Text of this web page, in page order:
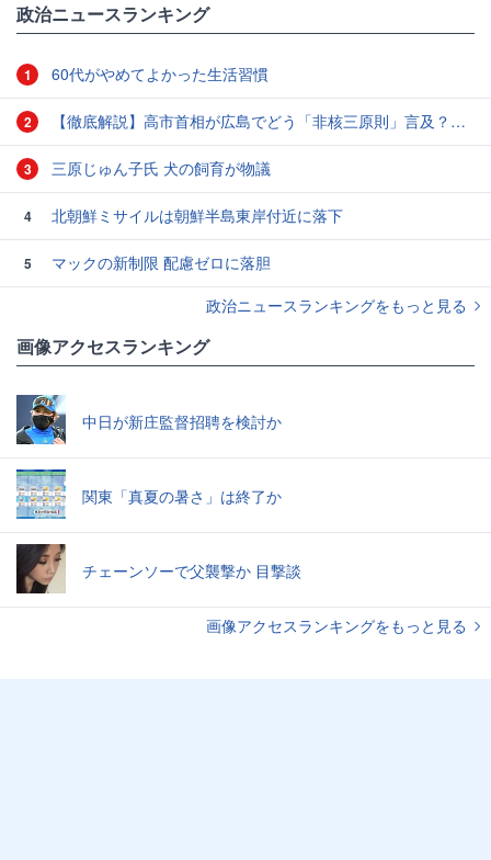
政治ニュースランキング
1 60代がやめてよかった生活習慣
2 【徹底解説】高市首相が広島でどう「非核三原則」言及？現状にとどめ将来は明言せず 著書では「邪魔になる」と主張
3 三原じゅん子氏 犬の飼育が物議
4 北朝鮮ミサイルは朝鮮半島東岸付近に落下
5
マックの新制限 配慮ゼロに落胆
政治ニュースランキングをもっと見る
画像アクセスランキング
中日が新庄監督招聘を検討か
関東「真夏の暑さ」は終了か
チェーンソーで父襲撃か 目撃談
画像アクセスランキングをもっと見る